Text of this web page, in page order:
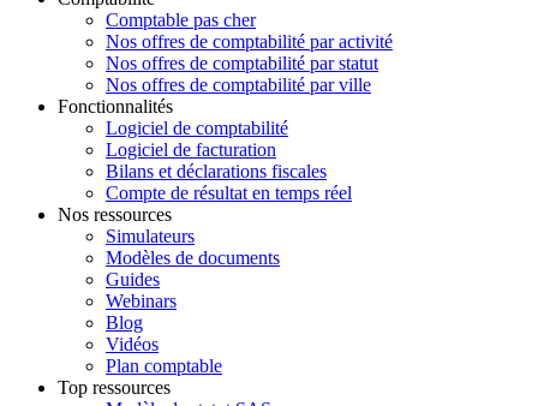
Comptable pas cher
Nos offres de comptabilité par activité
Nos offres de comptabilité par statut
Nos offres de comptabilité par ville
Fonctionnalités
Logiciel de comptabilité
Logiciel de facturation
Bilans et déclarations fiscales
Compte de résultat en temps réel
Nos ressources
Simulateurs
Modèles de documents
Guides
Webinars
Blog
Vidéos
Plan comptable
Top ressources